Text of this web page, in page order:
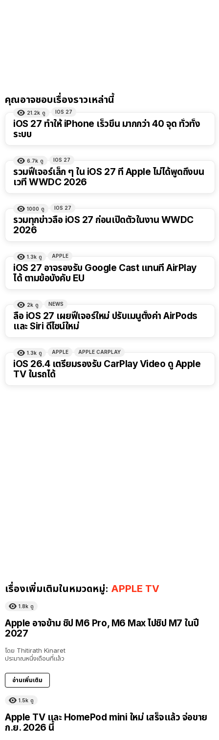
คุณอาจชอบเรื่องราวเหล่านี้
21.2k ดู IOS 27
iOS 27 ทำให้ iPhone เร็วขึ้น มากกว่า 40 จุด ทั่วทั้ง
ระบบ
6.7k ดู IOS 27
รวมฟีเจอร์เล็ก ๆ ใน iOS 27 ที่ Apple ไม่ได้พูดถึงบน
เวที WWDC 2026
1000 ดู IOS 27
รวมทุกข่าวลือ iOS 27 ก่อนเปิดตัวในงาน WWDC
2026
1.3k ดู APPLE
iOS 27 อาจรองรับ Google Cast แทนที่ AirPlay
ได้ ตามข้อบังคับ EU
2k ดู NEWS
ลือ iOS 27 เผยฟีเจอร์ใหม่ ปรับเมนูตั้งค่า AirPods
และ Siri ดีไซน์ใหม่
1.3k ดู APPLE APPLE CARPLAY
iOS 26.4 เตรียมรองรับ CarPlay Video ดู Apple
TV ในรถได้
เรื่องเพิ่มเติมในหมวดหมู่: APPLE TV
1.8k ดู
Apple อาจข้าม ชิป M6 Pro, M6 Max ไปชิป M7 ในปี
2027
โดย Thitirath Kinaret
ประมาณหนึ่งเดือนที่แล้ว
อ่านเพิ่มเติม
1.5k ดู
Apple TV และ HomePod mini ใหม่ เสร็จแล้ว จ่อขาย
ก.ย. 2026 นี้